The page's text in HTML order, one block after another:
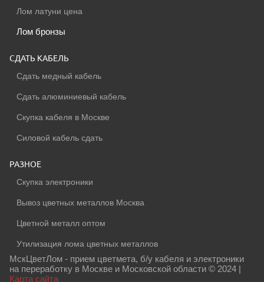
Лом латуни цена
Лом бронзы
СДАТЬ КАБЕЛЬ
Сдать медный кабель
Сдать алюминиевый кабель
Скупка кабеля в Москве
Силовой кабель сдать
РАЗНОЕ
Скупка электроники
Вывоз цветных металлов Москва
Цветной металл оптом
Утилизация лома цветных металлов
МскЦветЛом - прием цветмета, б/у кабеля и электроники
на переработку в Москве и Московской области © 2024 |
Карта сайта